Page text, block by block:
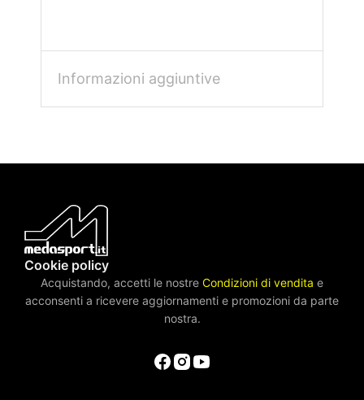
Informazioni aggiuntive
Cookie policy
Acquistando, accetti le nostre Condizioni di vendita e
acconsenti a ricevere aggiornamenti e promozioni da parte
nostra.